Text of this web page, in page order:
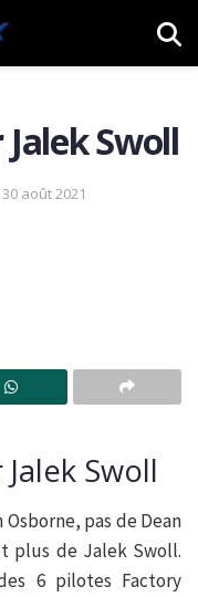
Swoll
30 août 2021
Swoll
Osborne, pas de Dean
plus de Jalek Swoll.
6 pilotes Factory